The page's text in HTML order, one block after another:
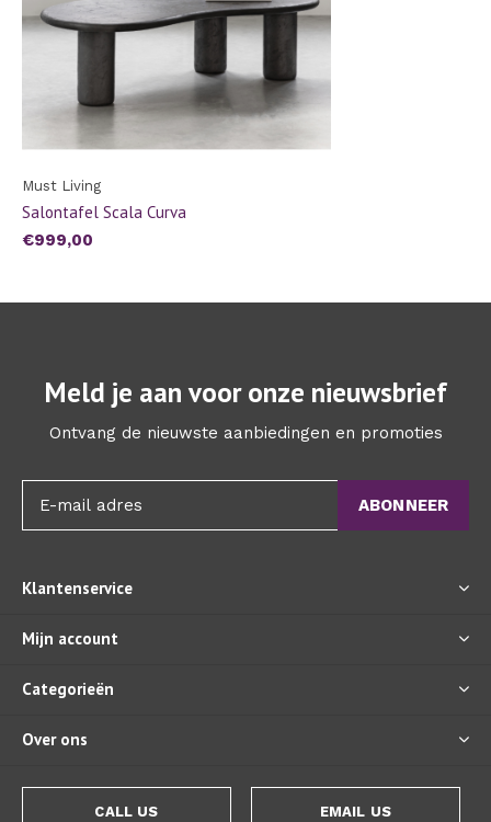
Must Living
Salontafel Scala Curva
€999,00
Meld je aan voor onze nieuwsbrief
Ontvang de nieuwste aanbiedingen en promoties
ABONNEER
Klantenservice
Mijn account
Categorieën
Over ons
CALL US EMAIL US